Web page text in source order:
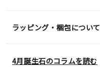
ラッピング・梱包について
4月誕生石のコラムを読む